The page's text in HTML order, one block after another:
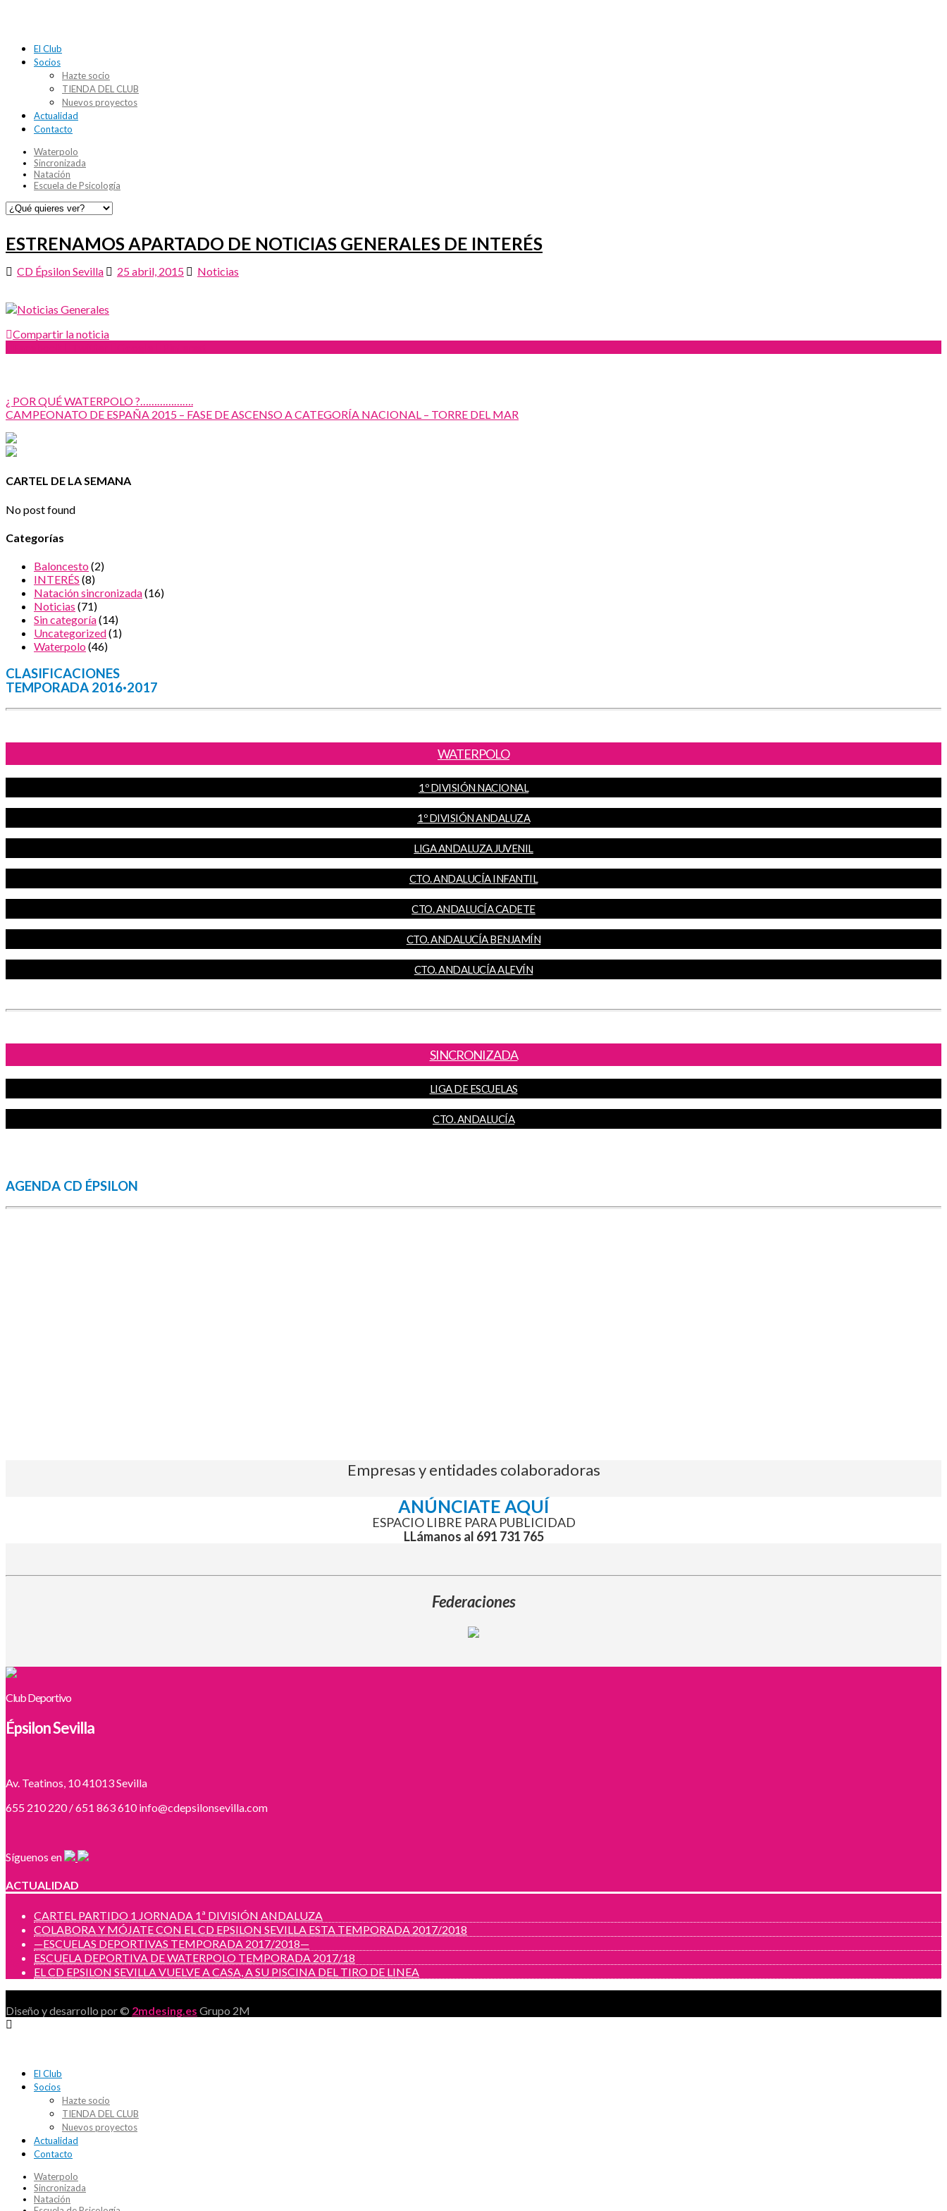
El Club
Socios
Hazte socio
TIENDA DEL CLUB
Nuevos proyectos
Actualidad
Contacto
Waterpolo
Sincronizada
Natación
Escuela de Psicología
ESTRENAMOS APARTADO DE NOTICIAS GENERALES DE INTERÉS
CD Épsilon Sevilla 25 abril, 2015 Noticias
Compartir la noticia
¿ POR QUÉ WATERPOLO ?……………….
CAMPEONATO DE ESPAÑA 2015 – FASE DE ASCENSO A CATEGORÍA NACIONAL – TORRE DEL MAR
CARTEL DE LA SEMANA
No post found
Categorías
Baloncesto(2)
INTERÉS (8)
Natación sincronizada(16)
Noticias (71)
Sin categoría(14)
Uncategorized(1)
Waterpolo(46)
CLASIFICACIONES
TEMPORADA 2016·2017
WATERPOLO
1º DIVISIÓN NACIONAL
1º DIVISIÓN ANDALUZA
LIGA ANDALUZA JUVENIL
CTO. ANDALUCÍA INFANTIL
CTO. ANDALUCÍA CADETE
CTO. ANDALUCÍA BENJAMÍN
CTO. ANDALUCÍA ALEVÍN
SINCRONIZADA
LIGA DE ESCUELAS
CTO. ANDALUCÍA
AGENDA CD ÉPSILON
Empresas y entidades colaboradoras
ANÚNCIATE AQUÍ
ESPACIO LIBRE PARA PUBLICIDAD
LLámanos al 691 731 765
Federaciones
Club Deportivo
Épsilon Sevilla
Av. Teatinos, 10 41013 Sevilla
655 210 220 / 651 863 610 info@cdepsilonsevilla.com
Síguenos en
ACTUALIDAD
CARTEL PARTIDO 1 JORNADA 1ª DIVISIÓN ANDALUZA
COLABORA Y MÓJATE CON EL CD EPSILON SEVILLA ESTA TEMPORADA 2017/2018
—ESCUELAS DEPORTIVAS TEMPORADA 2017/2018—
ESCUELA DEPORTIVA DE WATERPOLO TEMPORADA 2017/18
EL CD EPSILON SEVILLA VUELVE A CASA, A SU PISCINA DEL TIRO DE LINEA
Diseño y desarrollo por © 2mdesing.es Grupo 2M
El Club
Socios
Hazte socio
TIENDA DEL CLUB
Nuevos proyectos
Actualidad
Contacto
Waterpolo
Sincronizada
Natación